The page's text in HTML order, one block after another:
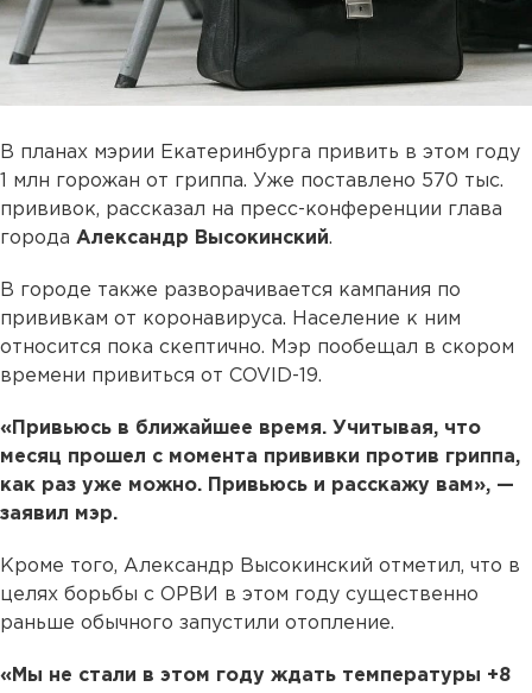
В планах мэрии Екатеринбурга привить в этом году
1 млн горожан от гриппа. Уже поставлено 570 тыс.
прививок, рассказал на пресс-конференции глава
города Александр Высокинский.
В городе также разворачивается кампания по
прививкам от коронавируса. Население к ним
относится пока скептично. Мэр пообещал в скором
времени привиться от COVID-19.
«Привьюсь в ближайшее время. Учитывая, что
месяц прошел с момента прививки против гриппа,
как раз уже можно. Привьюсь и расскажу вам», —
заявил мэр.
Кроме того, Александр Высокинский отметил, что в
целях борьбы с ОРВИ в этом году существенно
раньше обычного запустили отопление.
«Мы не стали в этом году ждать температуры +8